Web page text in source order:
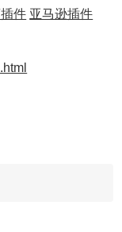
件 亚马逊插件